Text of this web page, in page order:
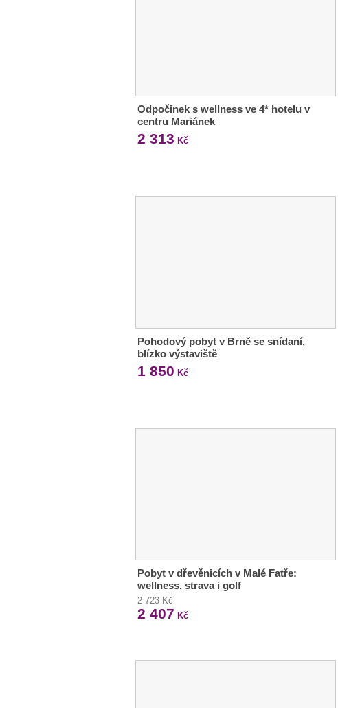
Odpočinek s wellness ve 4* hotelu v
centru Mariánek
2 313 Kč
Pohodový pobyt v Brně se snídaní,
blízko výstaviště
1 850 Kč
Pobyt v dřevěnicích v Malé Fatře:
wellness, strava i golf
2 723 Kč
2 407 Kč